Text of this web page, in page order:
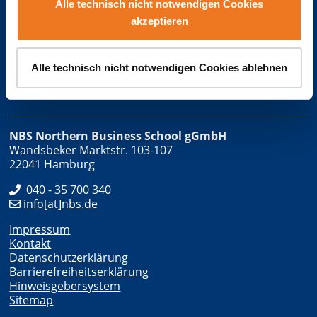
Alle technisch nicht notwendigen Cookies
akzeptieren
Alle technisch nicht notwendigen Cookies ablehnen
Die NBS ist eine Marke der
NBS Northern Business School gGmbH
Wandsbeker Marktstr. 103-107
22041 Hamburg
040 - 35 700 340
info[at]nbs.de
Impressum
Kontakt
Datenschutzerklärung
Barrierefreiheitserklärung
Hinweisgebersystem
Sitemap